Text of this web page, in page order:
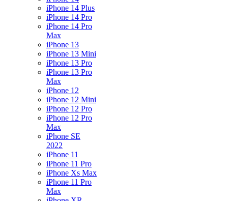
iPhone 14 Plus
iPhone 14 Pro
iPhone 14 Pro
Max
iPhone 13
iPhone 13 Mini
iPhone 13 Pro
iPhone 13 Pro
Max
iPhone 12
iPhone 12 Mini
iPhone 12 Pro
iPhone 12 Pro
Max
iPhone SE
2022
iPhone 11
iPhone 11 Pro
iPhone Xs Max
iPhone 11 Pro
Max